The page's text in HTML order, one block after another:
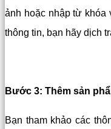
ảnh hoặc nhập từ khóa
thông tin, bạn hãy dịch
Bước 3: Thêm sản
Bạn tham khảo các